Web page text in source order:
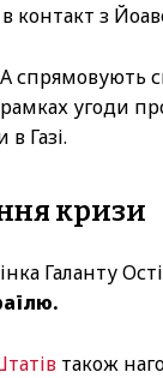
контакт з
угоди
Газі.
кризи
Галанту
також